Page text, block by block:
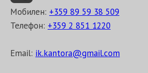
Мобилен: +359 89 59 38 509
Телефон: +359 2 851 1220
Email: ik.kantora@gmail.com